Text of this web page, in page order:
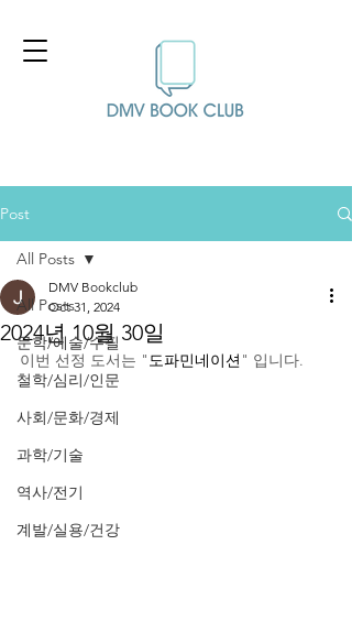
Post
All Posts
문학/예술/수필
철학/심리/인문
사회/문화/경제
과학/기술
역사/전기
계발/실용/건강
All Posts
2024년 10월 30일
DMV Bookclub
Oct 31, 2024
이번 선정 도서는 "도파민네이션 " 입니다.